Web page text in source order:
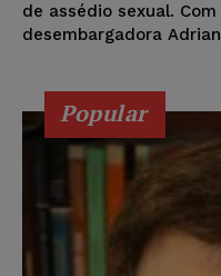
de assédio sexual.
desembargadora
Popular